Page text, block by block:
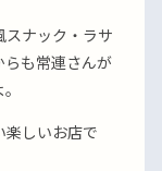
スナック・ラサ
らも常連さんが
楽しいお店で